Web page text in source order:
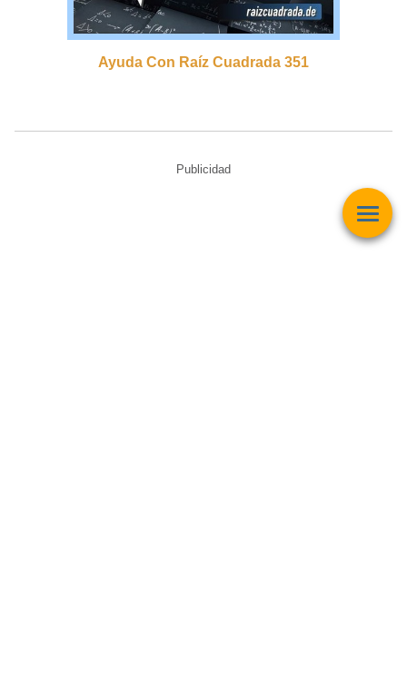
Ayuda Con Raíz Cuadrada 351
Publicidad